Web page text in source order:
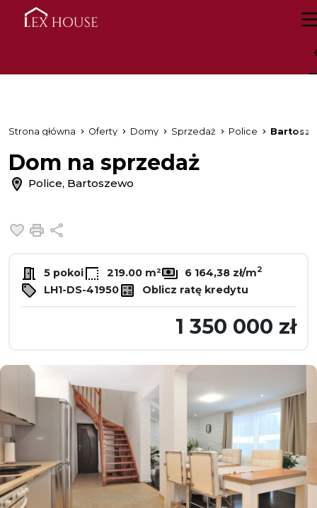
Strona główna Oferty Domy Sprzedaż Police
Dom na sprzedaż
Police, Bartoszewo
Dodaj do ulubionych
Drukuj
5 pokoi 219.00 m² 6 164,38 zł/m2
LH1-DS-41950 Oblicz ratę kredytu
1 350 000 zł